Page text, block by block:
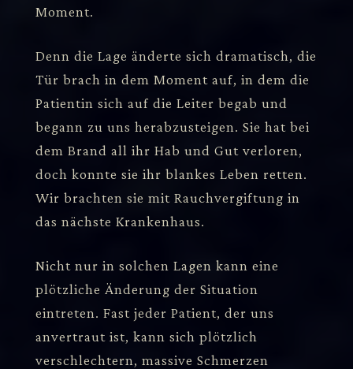
Moment.
Denn die Lage änderte sich dramatisch, die
Tür brach in dem Moment auf, in dem die
Patientin sich auf die Leiter begab und
begann zu uns herabzusteigen. Sie hat bei
dem Brand all ihr Hab und Gut verloren,
doch konnte sie ihr blankes Leben retten.
Wir brachten sie mit Rauchvergiftung in
das nächste Krankenhaus.
Nicht nur in solchen Lagen kann eine
plötzliche Änderung der Situation
eintreten. Fast jeder Patient, der uns
anvertraut ist, kann sich plötzlich
verschlechtern, massive Schmerzen